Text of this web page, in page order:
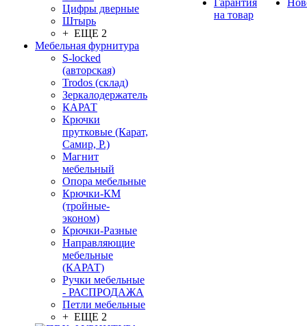
Цифры дверные
Штырь
+ ЕЩЕ 2
Мебельная фурнитура
S-locked
(авторская)
Trodos (склад)
Зеркалодержатель
КАРАТ
Крючки
прутковые (Карат,
Самир, Р.)
Магнит
мебельный
Опора мебельные
Крючки-КМ
(тройные-
эконом)
Крючки-Разные
Направляющие
мебельные
(КАРАТ)
Ручки мебельные
- РАСПРОДАЖА
Петли мебельные
+ ЕЩЕ 2
Гарантия
на товар